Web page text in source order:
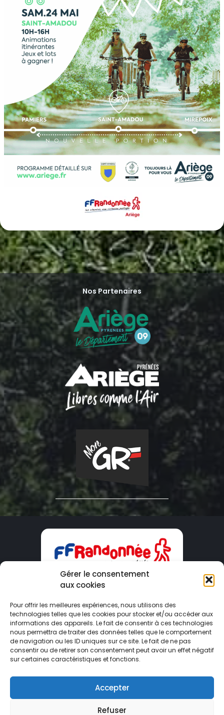
Gérer le consentement
aux cookies
Pour offrir les meilleures expériences, nous utilisons des
technologies telles que les cookies pour stocker et/ou accéder aux
informations des appareils. Le fait de consentir à ces technologies
nous permettra de traiter des données telles que le comportement
de navigation ou les ID uniques sur ce site. Le fait de ne pas
consentir ou de retirer son consentement peut avoir un effet négatif
sur certaines caractéristiques et fonctions.
Accepter
Refuser
Nos Partenaires
CDRP09
Maison du Tourisme – 2 Boulevard Du Sud
09000 FOIX
ariege@ffrandonnee.fr
05 34 09 02 09